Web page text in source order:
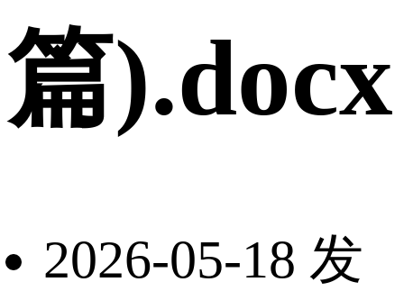
篇).docx
2026-05-18 发